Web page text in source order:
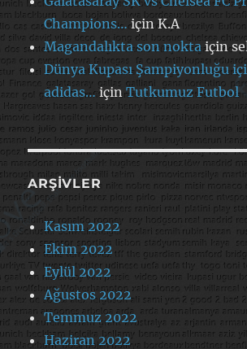
Champions…içinK.A
Magandalıkta son nokta için
Dünya Kupası Şampiyonluğu
adidas… içinTutkumuz Futbol
ARŞIVLER
Kasım 2022
Ekim 2022
Eylül 2022
Ağustos 2022
Temmuz 2022
Haziran 2022